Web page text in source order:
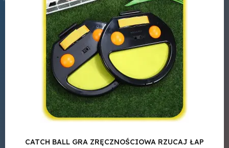
CATCH BALL GRA ZRĘCZNOŚCIOWA RZUCAJ ŁAP